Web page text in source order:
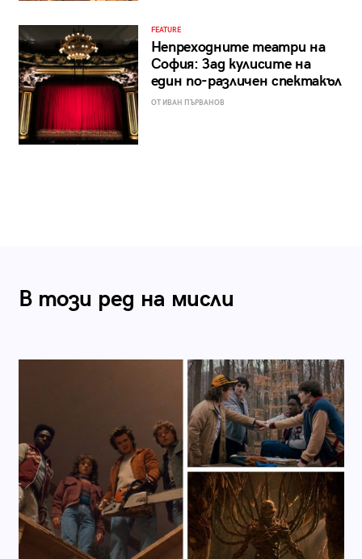
FEATURE
Непреходните театри на
София: Зад кулисите на
един по-различен спектакъл
ОТ ИВАН ПЪРВАНОВ
В този ред на мисли